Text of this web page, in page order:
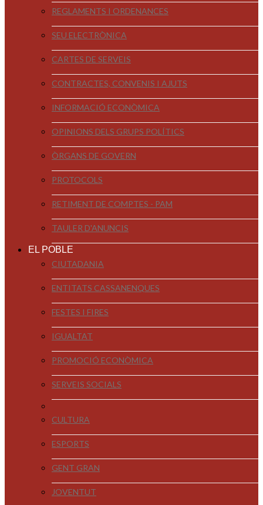
REGLAMENTS I ORDENANCES
SEU ELECTRÒNICA
CARTES DE SERVEIS
CONTRACTES, CONVENIS I AJUTS
INFORMACIÓ ECONÒMICA
OPINIONS DELS GRUPS POLÍTICS
ÒRGANS DE GOVERN
PROTOCOLS
RETIMENT DE COMPTES - PAM
TAULER D'ANUNCIS
EL POBLE
CIUTADANIA
ENTITATS CASSANENQUES
FESTES I FIRES
IGUALTAT
PROMOCIÓ ECONÒMICA
SERVEIS SOCIALS
CULTURA
ESPORTS
GENT GRAN
JOVENTUT